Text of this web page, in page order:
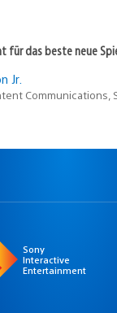
für das beste neue
Jr.
Communications,
Sony
Interactive
Entertainment